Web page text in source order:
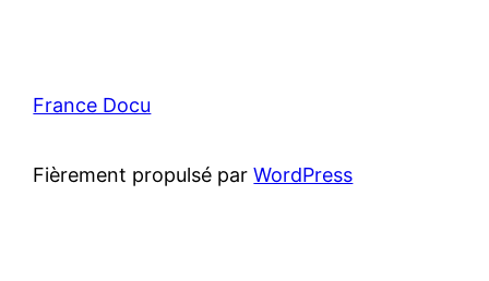
France Docu
Fièrement propulsé parWordPress